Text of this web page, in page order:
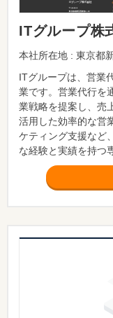
ITグループ株
本社所在地 : 東京都
ITグループは、営業
業です。営業代行を
業戦略を提案し、売
活用した効率的な営
ケティング支援など
な経験と実績を持つ